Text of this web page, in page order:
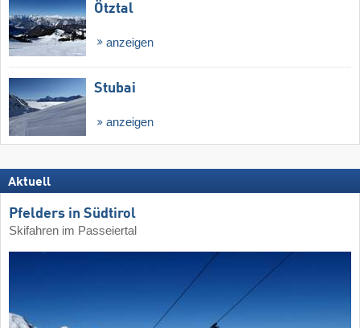
Ötztal
anzeigen
Stubai
anzeigen
Aktuell
Pfelders in Südtirol
Skifahren im Passeiertal